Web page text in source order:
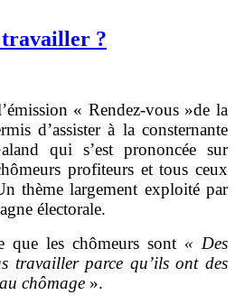
travailler ?
« Rendez-vous »de la
d’assister à la consternante
qui s’est prononcée sur
profiteurs et tous ceux
thème largement exploité par
électorale.
que les chômeurs sont « Des
travailler parce qu’ils ont des
chômage ».